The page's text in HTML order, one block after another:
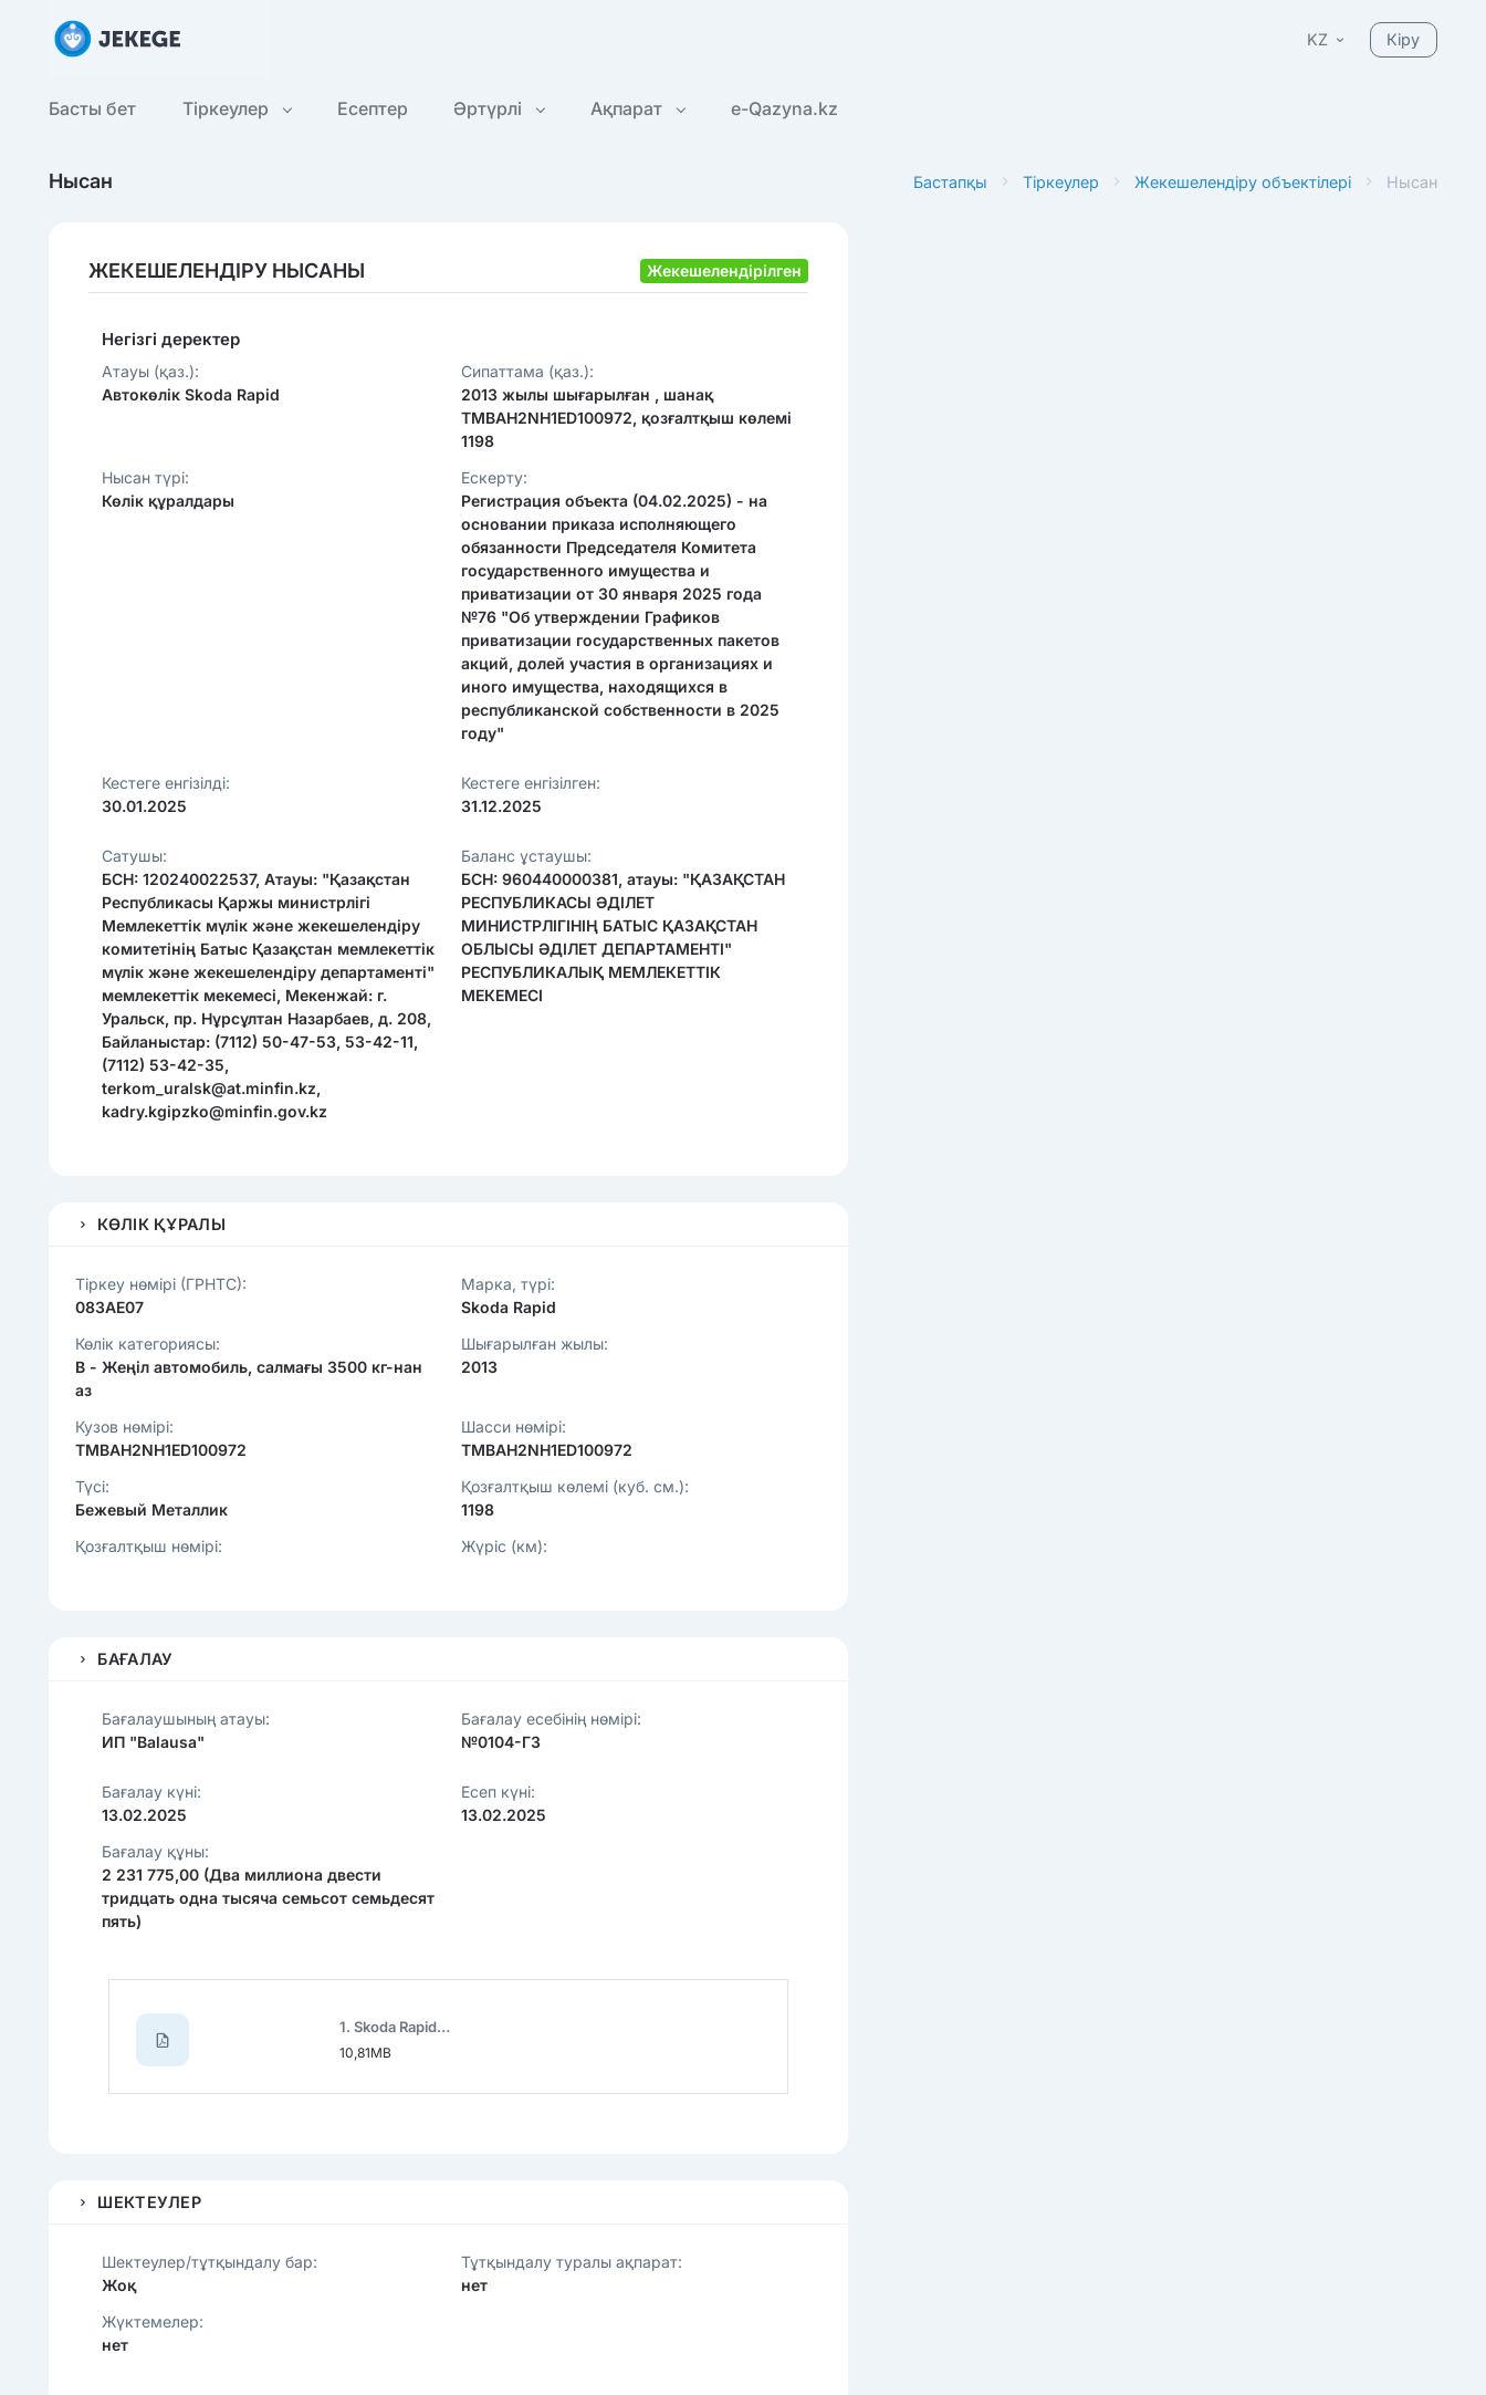
KZ Кіру
Басты бет Тіркеулер Есептер Әртүрлі Ақпарат e-Qazyna.kz
Бастапқы Тіркеулер Жекешелендіру объектілері Нысан
Нысан
ЖЕКЕШЕЛЕНДІРУ НЫСАНЫ Жекешелендірілген
Негізгі деректер
Атауы (қаз.):
Автокөлік Skoda Rapid
Сипаттама (қаз.):
2013 жылы шығарылған , шанақ
TMBAH2NH1ED100972, қозғалтқыш көлемі
1198
Нысан түрі:
Көлік құралдары
Ескерту:
Регистрация объекта (04.02.2025) - на
основании приказа исполняющего
обязанности Председателя Комитета
государственного имущества и
приватизации от 30 января 2025 года
№76 "Об утверждении Графиков
приватизации государственных пакетов
акций, долей участия в организациях и
иного имущества, находящихся в
республиканской собственности в 2025
году"
Кестеге енгізілді:
30.01.2025
Кестеге енгізілген:
31.12.2025
Сатушы:
БСН: 120240022537, Атауы: "Қазақстан
Республикасы Қаржы министрлігі
Мемлекеттік мүлік және жекешелендіру
комитетінің Батыс Қазақстан мемлекеттік
мүлік және жекешелендіру департаменті"
мемлекеттік мекемесі, Мекенжай: г.
Уральск, пр. Нұрсұлтан Назарбаев, д. 208,
Байланыстар: (7112) 50-47-53, 53-42-11,
(7112) 53-42-35,
terkom_uralsk@at.minfin.kz,
kadry.kgipzko@minfin.gov.kz
Баланс ұстаушы:
БСН: 960440000381, атауы: "ҚАЗАҚСТАН
РЕСПУБЛИКАСЫ ӘДІЛЕТ
МИНИСТРЛІГІНІҢ БАТЫС ҚАЗАҚСТАН
ОБЛЫСЫ ӘДІЛЕТ ДЕПАРТАМЕНТІ"
РЕСПУБЛИКАЛЫҚ МЕМЛЕКЕТТІК
МЕКЕМЕСІ
КӨЛІК ҚҰРАЛЫ
Тіркеу нөмірі (ГРНТС):
083АЕ07
Марка, түрі:
Skoda Rapid
Көлік категориясы:
B - Жеңіл автомобиль, салмағы 3500 кг-нан
аз
Шығарылған жылы:
2013
Кузов нөмірі:
TMBAH2NH1ED100972
Шасси нөмірі:
TMBAH2NH1ED100972
Түсі:
Бежевый Металлик
Қозғалтқыш көлемі (куб. см.):
1198
Қозғалтқыш нөмірі:
Жүріс (км):
БАҒАЛАУ
Бағалаушының атауы:
ИП "Balausa"
Бағалау есебінің нөмірі:
№0104-ГЗ
Бағалау күні:
13.02.2025
Есеп күні:
13.02.2025
Бағалау құны:
2 231 775,00 (Два миллиона двести
тридцать одна тысяча семьсот семьдесят
пять)
1. Skoda Rapid_083АЕ7-2.pdf
10,81MB
ШЕКТЕУЛЕР
Шектеулер/тұтқындалу бар:
Жоқ
Тұтқындалу туралы ақпарат:
нет
Жүктемелер:
нет